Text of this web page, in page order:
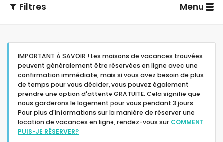
Filtres Menu
Type d'hébergement
Personnes
IMPORTANT À SAVOIR ! Les maisons de vacances trouvées
peuvent généralement être réservées en ligne avec une
confirmation immédiate, mais si vous avez besoin de plus
de temps pour vous décider, vous pouvez également
prendre une option d'attente GRATUITE. Cela signifie que
nous garderons le logement pour vous pendant 3 jours.
Pour plus d'informations sur la manière de réserver une
location de vacances en ligne, rendez-vous sur COMMENT
PUIS-JE RÉSERVER?